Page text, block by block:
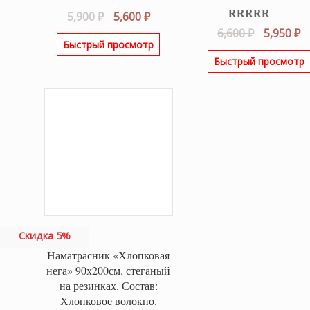
5,900₽
Первоначальная
цена
составляла
5,600₽Текущая
цена:
5,600 ₽.
Быстрый просмотр
Оценка 5.00
из 5
6,600₽
цена
составляла
5,950₽
Быстрый просмотр
Скидка 5%
Наматрасник «Хлопковая
нега» 90х200см. стеганый
на резинках. Состав:
Хлопковое волокно.